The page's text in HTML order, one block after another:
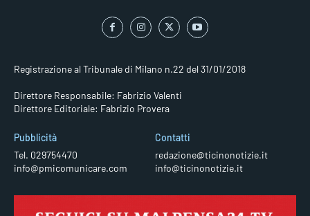
Registrazione al Tribunale di Milano n.22 del 31/01/2018
Direttore Responsabile: Fabrizio Valenti
Direttore Editoriale: Fabrizio Provera
Pubblicità
Tel. 029754470
info@pmicomunicare.com
Contatti
redazione@ticinonotizie.it
info@ticinonotizie.it